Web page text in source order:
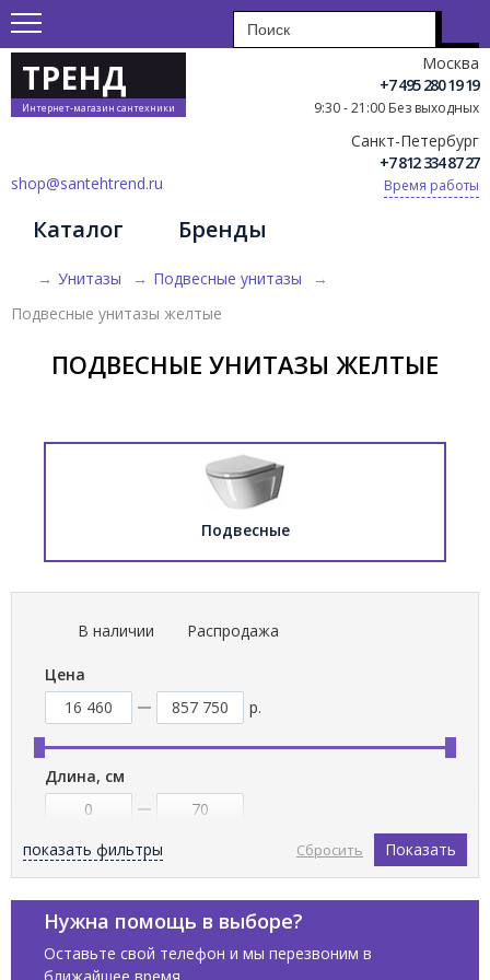
ТРЕНД
Интернет-магазин сантехники
Москва
+7 495 280 19 19
9:30 - 21:00 Без выходных
Санкт-Петербург
+7 812 334 87 27
Время работы
shop@santehtrend.ru
Каталог Бренды
→ Унитазы → Подвесные унитазы
→
Подвесные унитазы желтые
ПОДВЕСНЫЕ УНИТАЗЫ ЖЕЛТЫЕ
Подвесные
В наличии Распродажа
Цена
р.
Длина, см
Ширина, см
Показать
Сбросить
показать фильтры
Нужна помощь в выборе?
Оставьте свой телефон и мы перезвоним в
ближайшее время